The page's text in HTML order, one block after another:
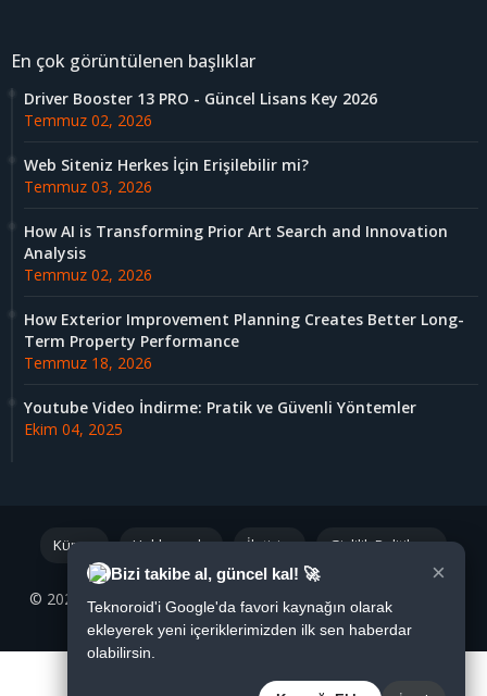
Bizi takibe al, güncel kal! 🚀 ×
Teknoroid'i Google'da favori kaynağın olarak
ekleyerek yeni içeriklerimizden ilk sen haberdar
olabilirsin.
En çok görüntülenen başlıklar
Driver Booster 13 PRO - Güncel Lisans Key 2026
Temmuz 02, 2026
Web Siteniz Herkes İçin Erişilebilir mi?
Temmuz 03, 2026
How AI is Transforming Prior Art Search and Innovation
Analysis
Temmuz 02, 2026
How Exterior Improvement Planning Creates Better Long-
Term Property Performance
Temmuz 18, 2026
Youtube Video İndirme: Pratik ve Güvenli Yöntemler
Ekim 04, 2025
© 2021 - 2026 Tüm Hakları Saklıdır | Teknoroid.net
Blogger
Künye Hakkımızda İletişim Gizlilik Politikası